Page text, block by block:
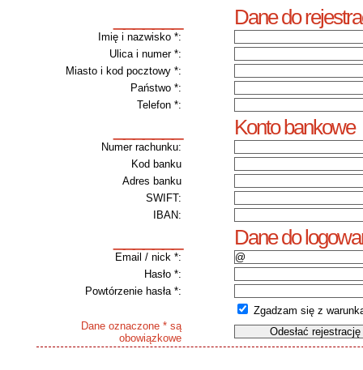
Imię i nazwisko *:
Dane do
Ulica i numer *:
Miasto i kod pocztowy *:
Państwo *:
Telefon *:
Numer rachunku:
Konto bankowe
Kod banku
Adres banku
SWIFT:
IBAN:
Email / nick *:
Dane do
Hasło *:
Powtórzenie hasła *:
Zgadzam się z
Dane oznaczone * są
obowiązkowe